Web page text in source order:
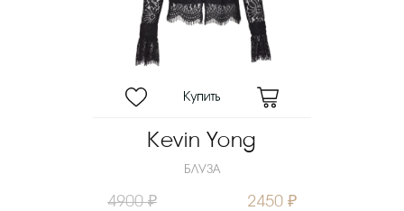
Kevin Yong
БЛУЗА
4900 ₽ 2450 ₽